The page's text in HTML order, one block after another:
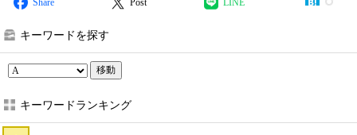
Share Post LINE
キーワードを探す
移動
キーワードランキング